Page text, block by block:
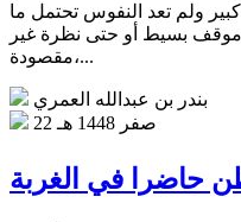
ولم تعد النفوس تحتمل ما
موقف بسيط أو حتى نظرة غير
مقصودة،...
بندر بن عبدالله العمري
22 صفر 1448 هـ
حاضرا في الغربة